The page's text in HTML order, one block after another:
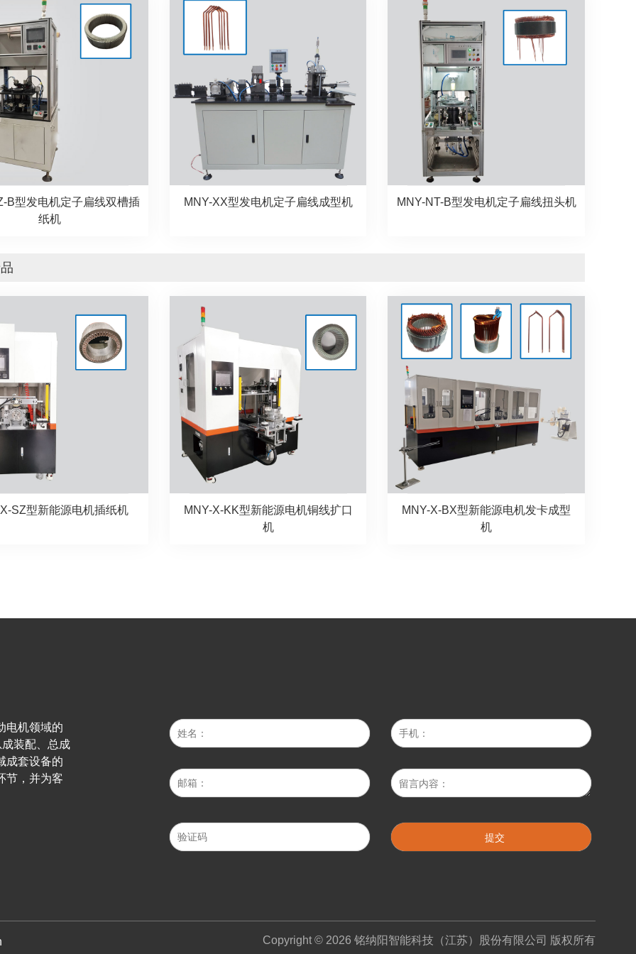
B型发电机定子扁线双槽插
纸机
MNY-XX型发电机定子扁线成型机 MNY-NT-B型发电机定子扁线扭头机
SZ型新能源电机插纸机
MNY-X-KK型新能源电机铜线扩口
机
MNY-X-BX型新能源电机发卡成型
机
电机领域的
装配、总成
成套设备的
节，并为客
Copyright © 2026 铭纳阳智能科技（江苏）股份有限公司 版权所有